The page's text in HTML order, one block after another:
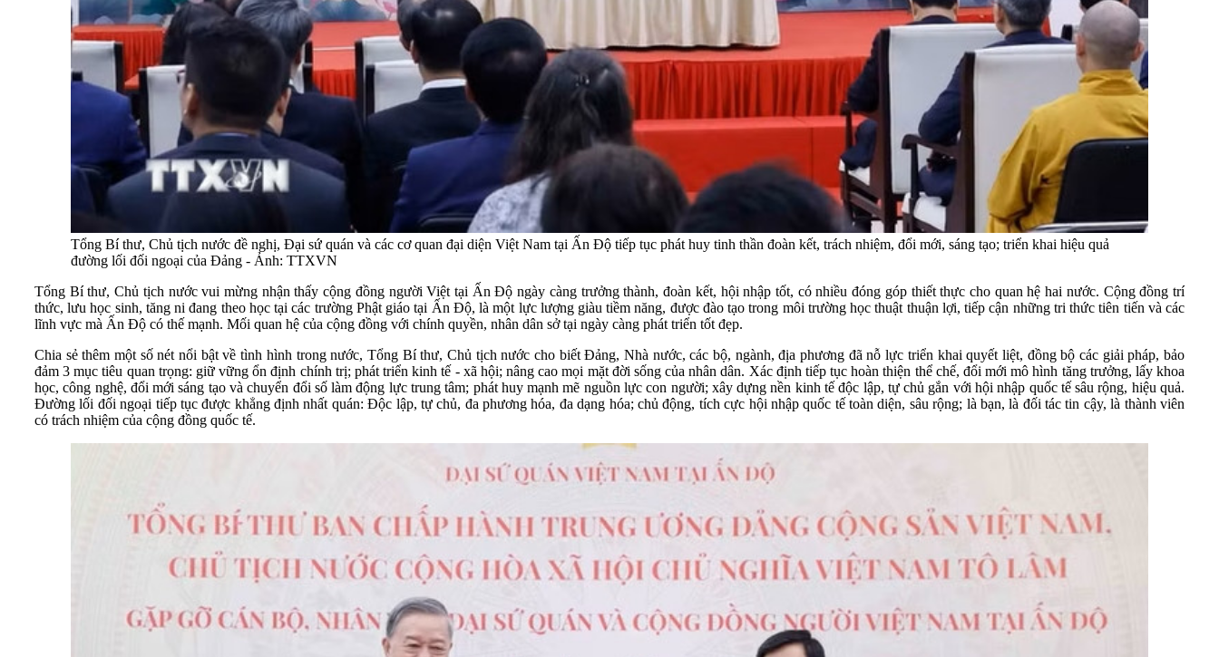
Tổng Bí thư, Chủ tịch nước đề nghị, Đại sứ quán và các cơ quan đại diện Việt Nam tại Ấn Độ tiếp tục phát huy tinh thần đoàn kết, trách nhiệm, đổi mới, sáng tạo; triển khai hiệu quả
đường lối đối ngoại của Đảng - Ảnh: TTXVN
Tổng Bí thư, Chủ tịch nước vui mừng nhận thấy cộng đồng người Việt tại Ấn Độ ngày càng trưởng thành, đoàn kết, hội nhập tốt, có nhiều đóng góp thiết thực cho quan hệ hai nước. Cộng đồng trí
thức, lưu học sinh, tăng ni đang theo học tại các trường Phật giáo tại Ấn Độ, là một lực lượng giàu tiềm năng, được đào tạo trong môi trường học thuật thuận lợi, tiếp cận những tri thức tiên tiến và các
lĩnh vực mà Ấn Độ có thế mạnh. Mối quan hệ của cộng đồng với chính quyền, nhân dân sở tại ngày càng phát triển tốt đẹp.
Chia sẻ thêm một số nét nổi bật về tình hình trong nước, Tổng Bí thư, Chủ tịch nước cho biết Đảng, Nhà nước, các bộ, ngành, địa phương đã nỗ lực triển khai quyết liệt, đồng bộ các giải pháp, bảo
đảm 3 mục tiêu quan trọng: giữ vững ổn định chính trị; phát triển kinh tế - xã hội; nâng cao mọi mặt đời sống của nhân dân. Xác định tiếp tục hoàn thiện thể chế, đổi mới mô hình tăng trưởng, lấy khoa
học, công nghệ, đổi mới sáng tạo và chuyển đổi số làm động lực trung tâm; phát huy mạnh mẽ nguồn lực con người; xây dựng nền kinh tế độc lập, tự chủ gắn với hội nhập quốc tế sâu rộng, hiệu quả.
Đường lối đối ngoại tiếp tục được khẳng định nhất quán: Độc lập, tự chủ, đa phương hóa, đa dạng hóa; chủ động, tích cực hội nhập quốc tế toàn diện, sâu rộng; là bạn, là đối tác tin cậy, là thành viên
có trách nhiệm của cộng đồng quốc tế.